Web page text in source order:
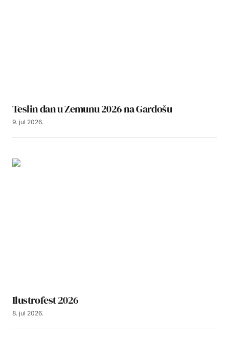
Teslin dan u Zemunu 2026 na Gardošu
9. jul 2026.
Ilustrofest 2026
8. jul 2026.